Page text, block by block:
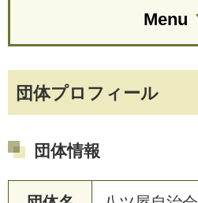
団体プロフィール
団体情報
Menu